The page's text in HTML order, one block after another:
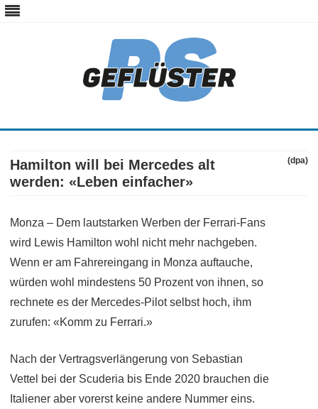
Skip
content
Hamilton will bei Mercedes alt
werden: «Leben einfacher»
(dpa)
Monza – Dem lautstarken Werben der Ferrari-Fans
wird Lewis Hamilton wohl nicht mehr nachgeben.
Wenn er am Fahrereingang in Monza auftauche,
würden wohl mindestens 50 Prozent von ihnen, so
rechnete es der Mercedes-Pilot selbst hoch, ihm
zurufen: «Komm zu Ferrari.»
Nach der Vertragsverlängerung von Sebastian
Vettel bei der Scuderia bis Ende 2020 brauchen die
Italiener aber vorerst keine andere Nummer eins.